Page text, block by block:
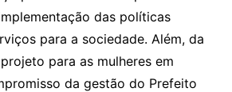
das políticas
para a sociedade. Além, da
para as mulheres em
da gestão do Prefeito